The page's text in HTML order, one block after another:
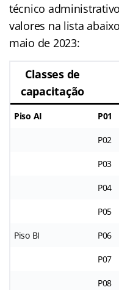
técnico
valores na lista
maio de 2023:
Classes de
capacitação
Piso AI P01
P02
P03
P04
P05
Piso BI P06
P07
P08